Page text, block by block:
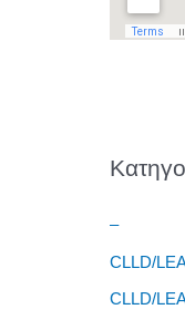
–
CLLD/
CLLD/